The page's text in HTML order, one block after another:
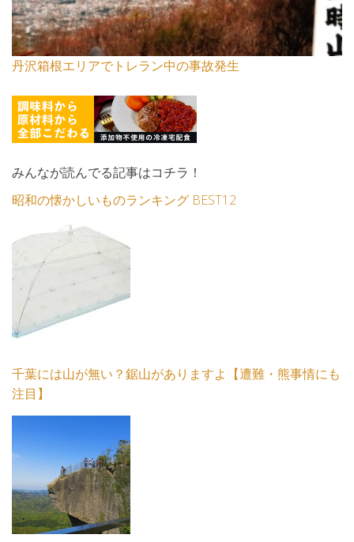
丹沢箱根エリアでトレラン中の事故発生
みんなが読んでる記事はコチラ！
昭和の懐かしいものランキング BEST12
千葉には山が無い？鋸山がありますよ【遭難・熊事情にも
注目】